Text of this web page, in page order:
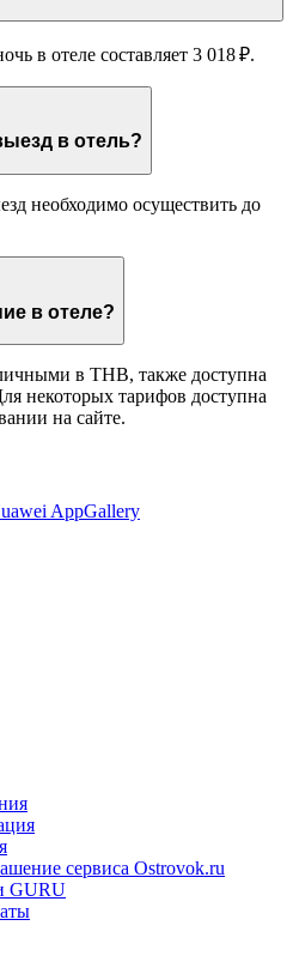
в отеле составляет 3 018 ₽.
В какое время заезд и выезд в отель?
необходимо осуществить до
Как оплатить проживание в отеле?
в THB, также доступна
некоторых тарифов доступна
на сайте.
сервиса Ostrovok.ru
GURU